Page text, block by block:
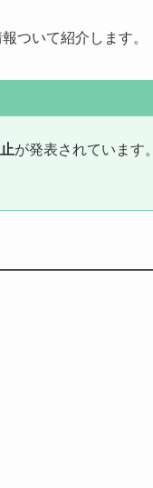
ついて紹介します。
が発表されています。